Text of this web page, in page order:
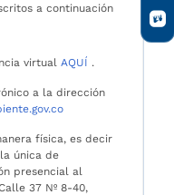
a continuación
virtual AQUÍ .
a la dirección
física, es decir
única de
presencial al
37 Nº 8-40,